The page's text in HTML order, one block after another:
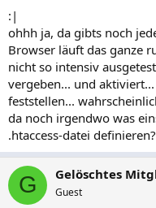
:|
ohhh ja, da gibts noch
Browser läuft das ganze
nicht so intensiv
vergeben... und
feststellen...
da noch irgendwo was
.htaccess-datei
G Gelöschtes
Guest